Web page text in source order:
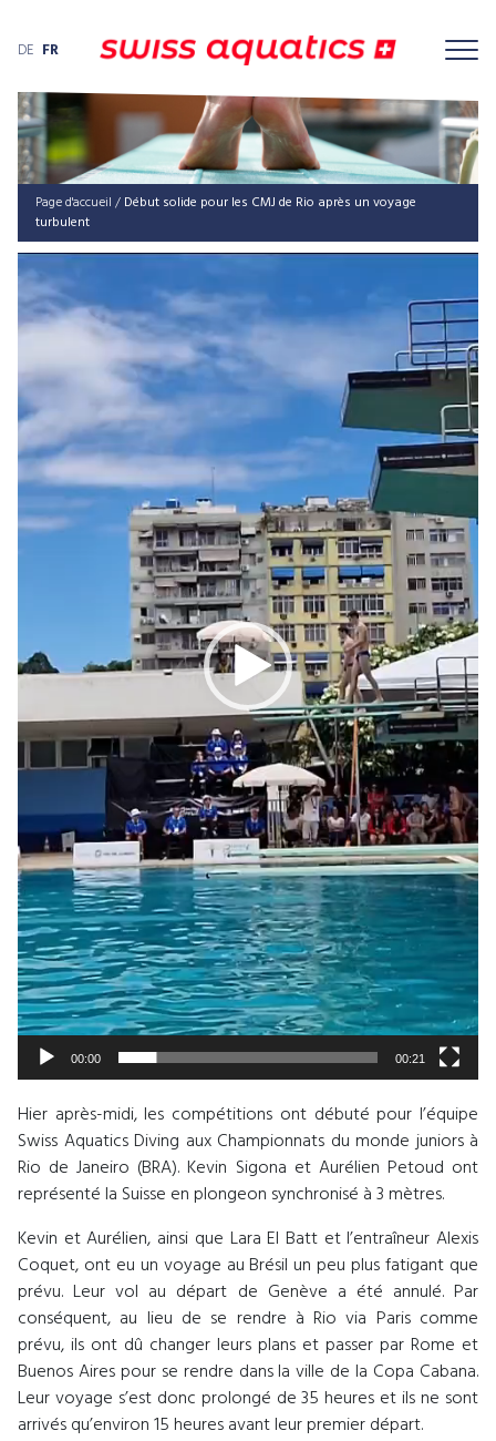
DE FR
Page d'accueil / Début solide pour les CMJ de Rio après un voyage
turbulent
Lecteur
vidéo
00:00 00:21
Hier après-midi, les compétitions ont débuté pour l’équipe
Swiss Aquatics Diving aux Championnats du monde juniors à
Rio de Janeiro (BRA). Kevin Sigona et Aurélien Petoud ont
représenté la Suisse en plongeon synchronisé à 3 mètres.
Kevin et Aurélien, ainsi que Lara El Batt et l’entraîneur Alexis
Coquet, ont eu un voyage au Brésil un peu plus fatigant que
prévu. Leur vol au départ de Genève a été annulé. Par
conséquent, au lieu de se rendre à Rio via Paris comme
prévu, ils ont dû changer leurs plans et passer par Rome et
Buenos Aires pour se rendre dans la ville de la Copa Cabana.
Leur voyage s’est donc prolongé de 35 heures et ils ne sont
arrivés qu’environ 15 heures avant leur premier départ.